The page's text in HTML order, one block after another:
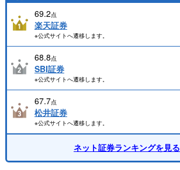
69.2点
楽天証券
※公式サイトへ遷移します。
68.8点
SBI証券
※公式サイトへ遷移します。
67.7点
松井証券
※公式サイトへ遷移します。
ネット証券ランキングを見る